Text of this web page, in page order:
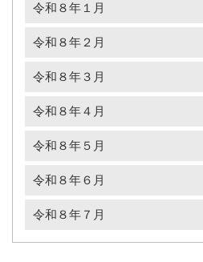
令和８年１月
令和８年２月
令和８年３月
令和８年４月
令和８年５月
令和８年６月
令和８年７月